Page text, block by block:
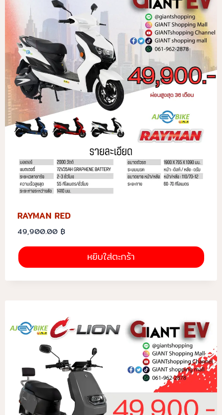
RAYMAN RED
49,900.00 ฿
หยิบใส่ตะกร้า